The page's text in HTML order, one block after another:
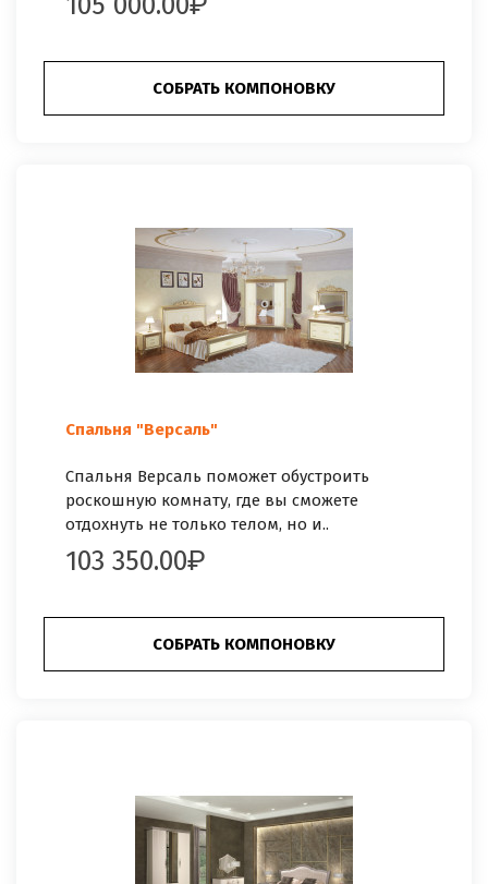
СОБРАТЬ КОМПОНОВКУ
Спальня "Версаль"
Спальня Версаль поможет обустроить
роскошную комнату, где вы сможете
отдохнуть не только телом, но и..
103 350.00
СОБРАТЬ КОМПОНОВКУ